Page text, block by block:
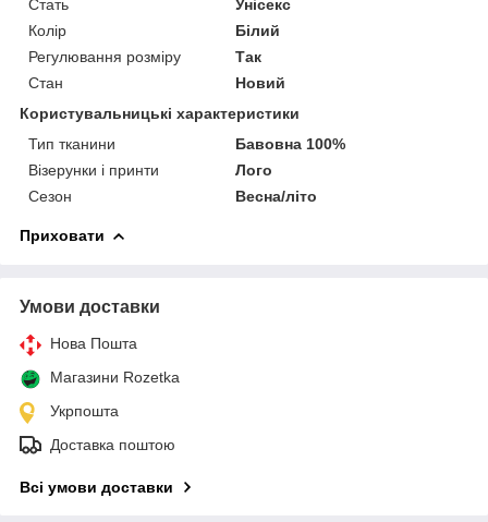
Стать
Унісекс
Колір
Білий
Регулювання розміру
Так
Стан
Новий
Користувальницькі характеристики
Тип тканини
Бавовна 100%
Візерунки і принти
Лого
Сезон
Весна/літо
Приховати
Умови доставки
Нова Пошта
Магазини Rozetka
Укрпошта
Доставка поштою
Всі умови доставки